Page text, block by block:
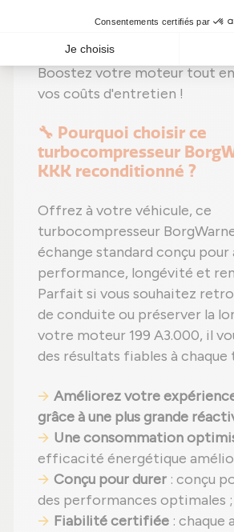
(actuellement à seulement
choix écologique
. Alors
Boostez votre moteur tout
vos coûts d'entretien !
🔧 Pourquoi choisir ce
turbocompresseur
KKK reconditionné ?
Offrez à votre véhicule, ce
turbocompresseur
échange standard conçu pour
performance, longévité et
Parfait si vous souhaitez
de conduite ou préserver la
votre moteur 199 A3.000, il
des résultats fiables à chaque
Améliorez votre
grâce à une plus grande
Une consommation
efficacité énergétique
Conçu pour durer : conçu
des performances optimales ;
Fiabilité certifiée : chaque